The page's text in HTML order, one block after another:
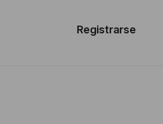
Registrarse